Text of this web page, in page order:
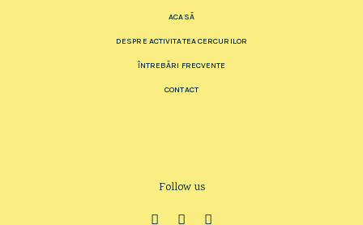
ACASĂ
DESPRE ACTIVITATEA CERCURILOR
ÎNTREBĂRI FRECVENTE
CONTACT
Follow us